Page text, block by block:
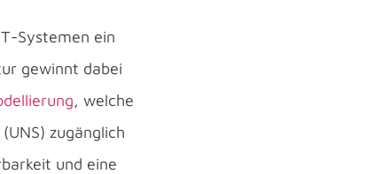
Systemen ein
gewinnt dabei
, welche
zugänglich
und eine